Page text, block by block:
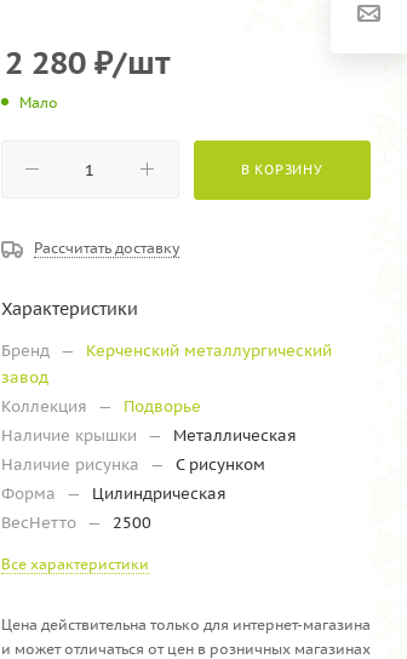
2 280 ₽/шт
Мало
В КОРЗИНУ
Рассчитать доставку
Характеристики
Бренд —
Керченский металлургический
завод
Коллекция
—
Подворье
Наличие крышки
—
Металлическая
Наличие рисунка
—
С рисунком
Форма
—
Цилиндрическая
ВесНетто — 2500
Все характеристики
Цена действительна только для интернет-магазина
и может отличаться от цен в розничных магазинах